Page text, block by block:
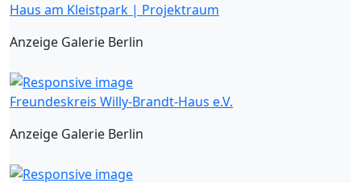
Haus am Kleistpark | Projektraum
Anzeige Galerie Berlin
Freundeskreis Willy-Brandt-Haus e.V.
Anzeige Galerie Berlin